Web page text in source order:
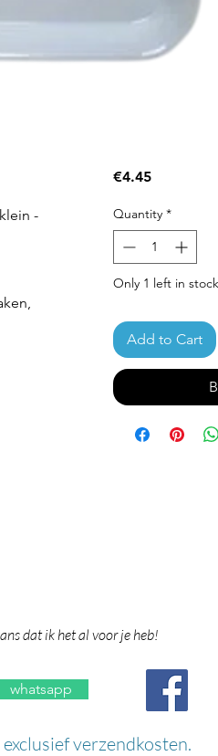
-
€4.45Price
Quantity *
Only 1 left in stock
Add to Cart
dat ik het al voor je heb!
whatsapp
verzendkosten.